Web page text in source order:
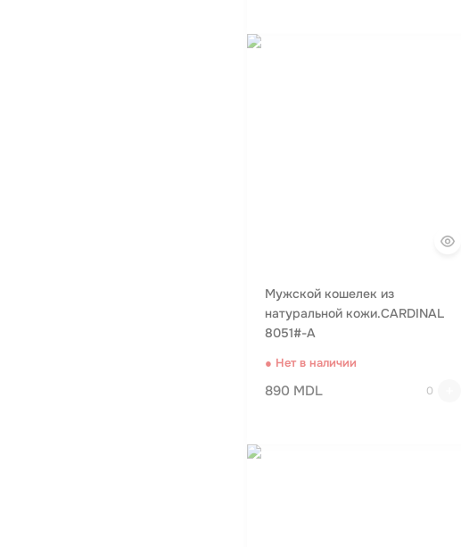
Мужской кошелек из
натуральной кожи.CARDINAL
8051#-A
● Нет в наличии
890 MDL 0